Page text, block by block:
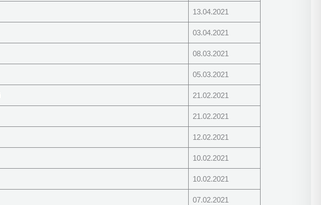
13.04.2021
03.04.2021
08.03.2021
05.03.2021
21.02.2021
21.02.2021
12.02.2021
10.02.2021
10.02.2021
07.02.2021